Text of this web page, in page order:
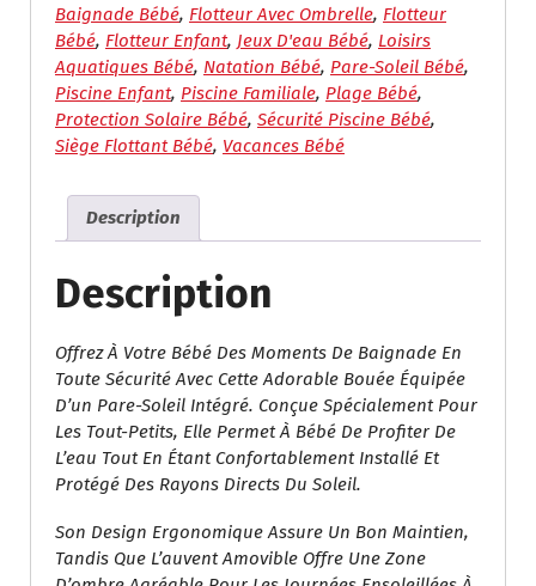
De
Piscine
Pour
Nourrissons
Baignade Bébé, Flotteur Avec Ombrelle, Flotteur
Bébé, Flotteur Enfant, Jeux D'eau Bébé, Loisirs
Aquatiques Bébé, Natation Bébé, Pare-Soleil Bébé,
Piscine Enfant, Piscine Familiale, Plage Bébé,
Protection Solaire Bébé, Sécurité Piscine Bébé,
Siège Flottant Bébé, Vacances Bébé
Description
Description
Offrez À Votre Bébé Des Moments De Baignade En
Toute Sécurité Avec Cette Adorable Bouée Équipée
D’un Pare-Soleil Intégré. Conçue Spécialement Pour
Les Tout-Petits, Elle Permet À Bébé De Profiter De
L’eau Tout En Étant Confortablement Installé Et
Protégé Des Rayons Directs Du Soleil.
Son Design Ergonomique Assure Un Bon Maintien,
Tandis Que L’auvent Amovible Offre Une Zone